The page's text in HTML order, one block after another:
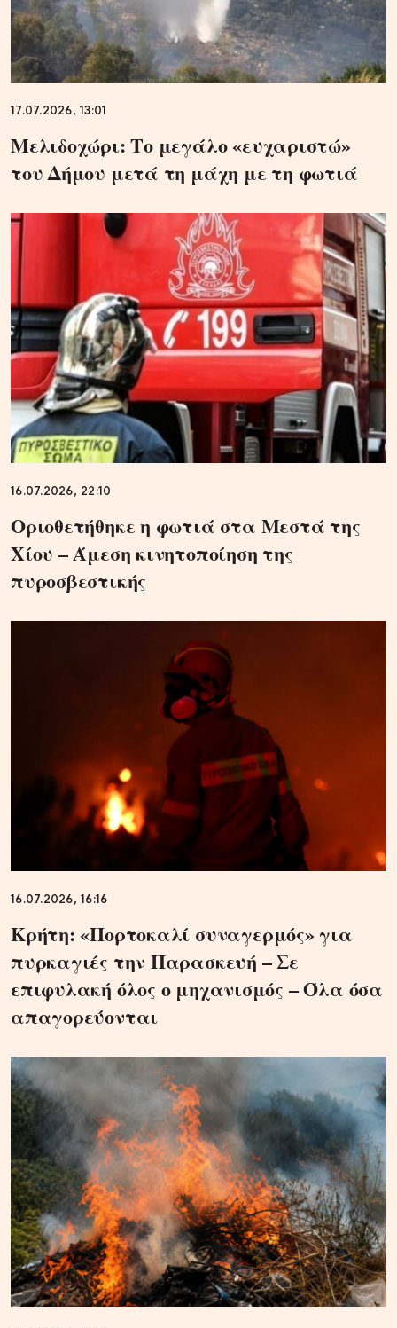
17.07.2026, 13:01
Μελιδοχώρι: Το μεγάλο «ευχαριστώ»
του Δήμου μετά τη μάχη με τη φωτιά
16.07.2026, 22:10
Οριοθετήθηκε η φωτιά στα Μεστά της
Χίου – Άμεση κινητοποίηση της
πυροσβεστικής
16.07.2026, 16:16
Κρήτη: «Πορτοκαλί συναγερμός» για
πυρκαγιές την Παρασκευή – Σε
επιφυλακή όλος ο μηχανισμός – Όλα όσα
απαγορεύονται